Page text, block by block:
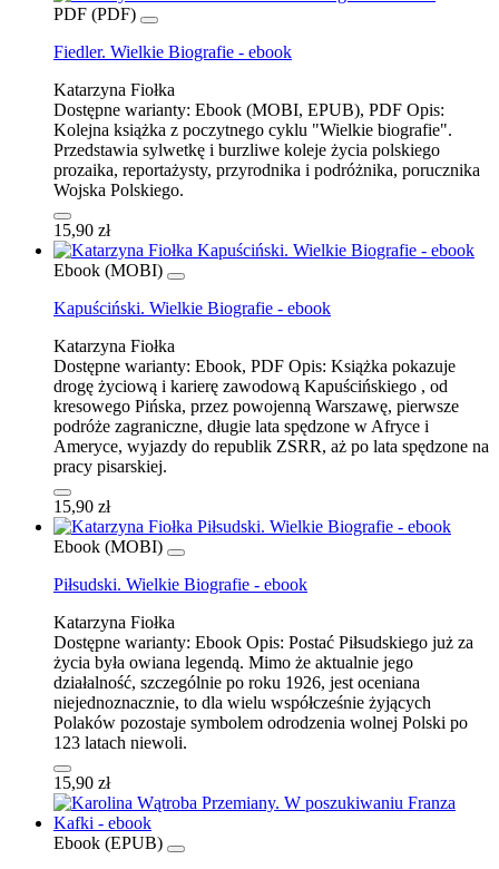
PDF (PDF)
Fiedler. Wielkie Biografie - ebook
Katarzyna Fiołka
Dostępne warianty: Ebook (MOBI, EPUB), PDF Opis:
Kolejna książka z poczytnego cyklu "Wielkie biografie".
Przedstawia sylwetkę i burzliwe koleje życia polskiego
prozaika, reportażysty, przyrodnika i podróżnika, porucznika
Wojska Polskiego.
15,90 zł
Ebook (MOBI)
Kapuściński. Wielkie Biografie - ebook
Katarzyna Fiołka
Dostępne warianty: Ebook, PDF Opis: Książka pokazuje
drogę życiową i karierę zawodową Kapuścińskiego , od
kresowego Pińska, przez powojenną Warszawę, pierwsze
podróże zagraniczne, długie lata spędzone w Afryce i
Ameryce, wyjazdy do republik ZSRR, aż po lata spędzone na
pracy pisarskiej.
15,90 zł
Ebook (MOBI)
Piłsudski. Wielkie Biografie - ebook
Katarzyna Fiołka
Dostępne warianty: Ebook Opis: Postać Piłsudskiego już za
życia była owiana legendą. Mimo że aktualnie jego
działalność, szczególnie po roku 1926, jest oceniana
niejednoznacznie, to dla wielu współcześnie żyjących
Polaków pozostaje symbolem odrodzenia wolnej Polski po
123 latach niewoli.
15,90 zł
Ebook (EPUB)